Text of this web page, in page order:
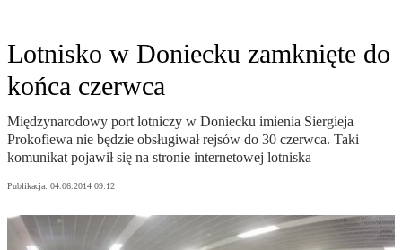
Lotnisko w Doniecku zamknięte do
końca czerwca
Międzynarodowy port lotniczy w Doniecku imienia Siergieja
Prokofiewa nie będzie obsługiwał rejsów do 30 czerwca. Taki
komunikat pojawił się na stronie internetowej lotniska
Publikacja: 04.06.2014 09:12